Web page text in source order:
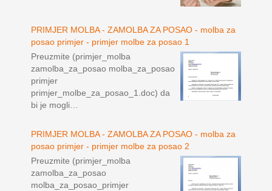
PRIMJER MOLBA - ZAMOLBA ZA POSAO - molba za
posao primjer - primjer molbe za posao 1
Preuzmite (primjer_molba
zamolba_za_posao molba_za_posao
primjer
primjer_molbe_za_posao_1.doc) da
bi je mogli…
PRIMJER MOLBA - ZAMOLBA ZA POSAO - molba za
posao primjer - primjer molbe za posao 2
Preuzmite (primjer_molba
zamolba_za_posao
molba_za_posao_primjer